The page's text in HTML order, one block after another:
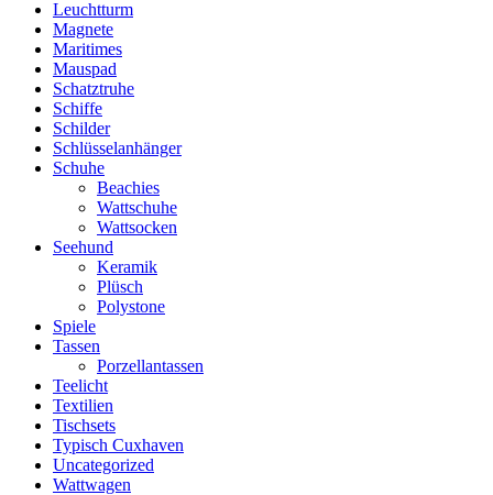
Leuchtturm
Magnete
Maritimes
Mauspad
Schatztruhe
Schiffe
Schilder
Schlüsselanhänger
Schuhe
Beachies
Wattschuhe
Wattsocken
Seehund
Keramik
Plüsch
Polystone
Spiele
Tassen
Porzellantassen
Teelicht
Textilien
Tischsets
Typisch Cuxhaven
Uncategorized
Wattwagen